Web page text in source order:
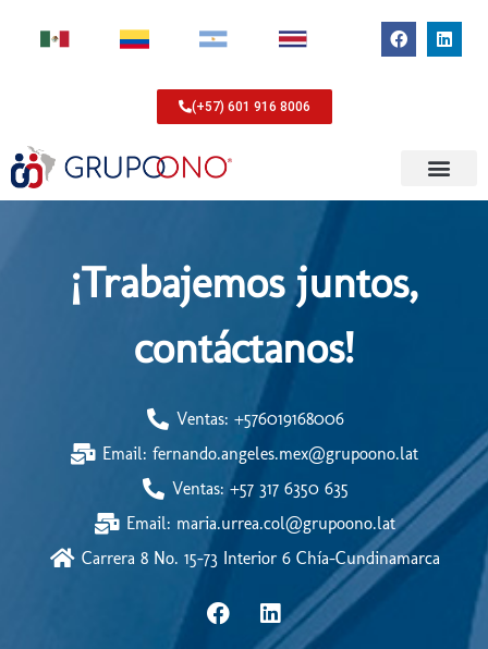
(+57) 601 916 8006
¡Trabajemos juntos,
contáctanos!
Ventas: +576019168006
Email: fernando.angeles.mex@grupoono.lat
Ventas: +57 317 6350 635
Email: maria.urrea.col@grupoono.lat
Carrera 8 No. 15-73 Interior 6 Chía-Cundinamarca